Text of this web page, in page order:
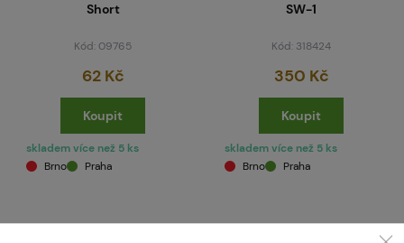
Short
Kód: 09765
62 Kč
Koupit
skladem více než 5 ks
Brno
Praha
SW-1
Kód: 318424
350 Kč
Koupit
skladem více než 5 ks
Brno
Praha